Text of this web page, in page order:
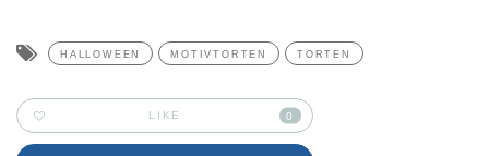
HALLOWEEN MOTIVTORTEN TORTEN
LIKE 0